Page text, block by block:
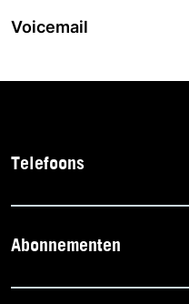
Voicemail
Telefoons
Abonnementen